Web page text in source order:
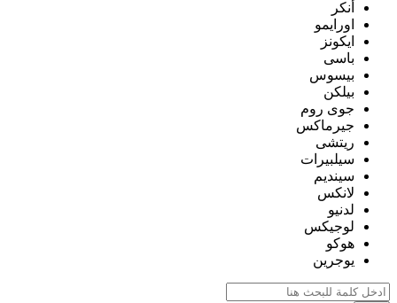
أنكر
اورايمو
ايكونز
باسى
بيسوس
بيلكن
جوى روم
جيرماكس
ريتشى
سيلبيرات
سينديم
لانكس
لدنيو
لوجيكس
هوكو
يوجرين